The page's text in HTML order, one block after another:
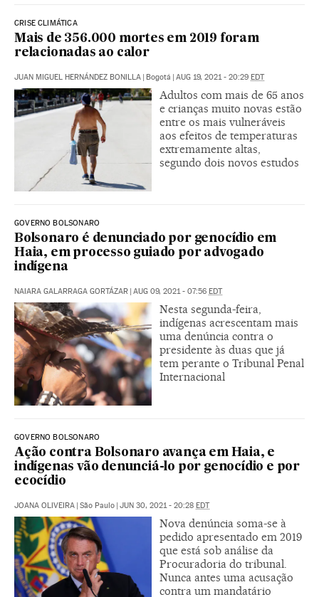
CRISE CLIMÁTICA
Mais de 356.000 mortes em 2019 foram
relacionadas ao calor
JUAN MIGUEL HERNÁNDEZ BONILLA Bogotá AUG 19, 2021 - 20:29 EDT
Adultos com mais de 65 anos
e crianças muito novas estão
entre os mais vulneráveis
aos efeitos de temperaturas
extremamente altas,
segundo dois novos estudos
GOVERNO BOLSONARO
Bolsonaro é denunciado por genocídio em
Haia, em processo guiado por advogado
indígena
NAIARA GALARRAGA GORTÁZAR | AUG 09, 2021 - 07:56 EDT
Nesta segunda-feira,
indígenas acrescentam mais
uma denúncia contra o
presidente às duas que já
tem perante o Tribunal Penal
Internacional
GOVERNO BOLSONARO
Ação contra Bolsonaro avança em Haia, e
indígenas vão denunciá-lo por genocídio e por
ecocídio
JOANA OLIVEIRA | São Paulo | JUN 30, 2021 - 20:28 EDT
Nova denúncia soma-se à
pedido apresentado em 2019
que está sob análise da
Procuradoria do tribunal.
Nunca antes uma acusação
contra um mandatário